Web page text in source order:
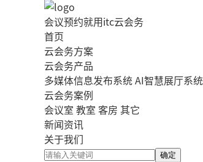
会议预约就用itc云会务
首页
云会务方案
云会务产品
多媒体信息发布系统AI智慧展厅系统
云会务案例
会议室 教室 客房 其它
新闻资讯
关于我们
确定